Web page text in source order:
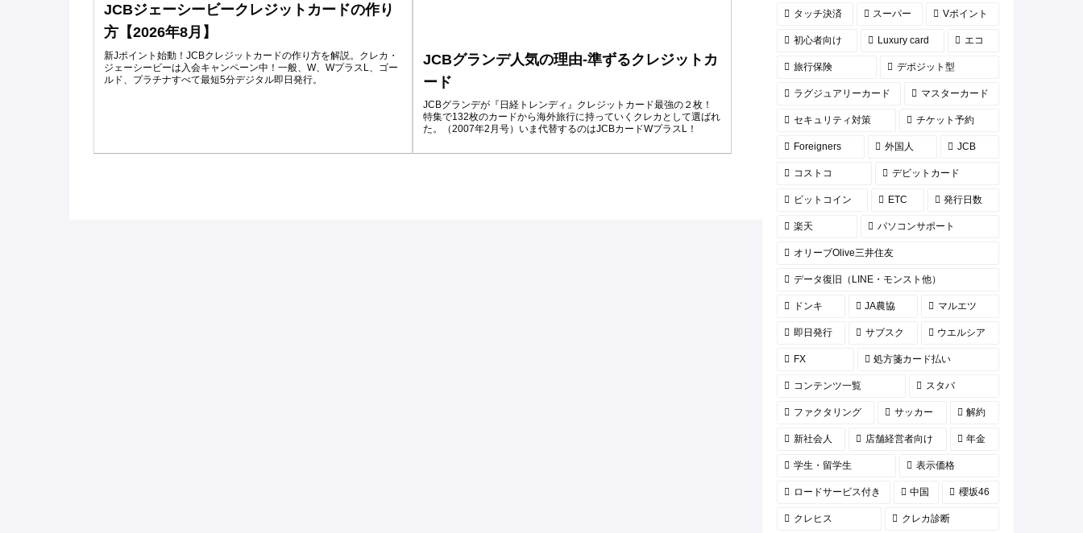
JCBジェーシービークレジットカードの作り
方【2026年8月】
新Jポイント始動！JCBクレジットカードの作り方を解説。クレカ・
ジェーシービーは入会キャンペーン中！一般、W、WプラスL、ゴー
ルド、プラチナすべて最短5分デジタル即日発行。
JCBグランデ人気の理由-準ずるクレジットカ
ード
JCBグランデが『日経トレンディ』クレジットカード最強の２枚！
特集で132枚のカードから海外旅行に持っていくクレカとして選ばれ
た。（2007年2月号）いま代替するのはJCBカードWプラスL！
タッチ決済 スーパー Vポイント
初心者向け Luxury card エコ
旅行保険 デポジット型
ラグジュアリーカード マスターカード
セキュリティ対策 チケット予約
Foreigners 外国人 JCB
コストコ デビットカード
ビットコイン ETC 発行日数
楽天 パソコンサポート
オリーブOlive三井住友
データ復旧（LINE・モンスト他）
ドンキ JA農協 マルエツ
即日発行 サブスク ウエルシア
FX 処方箋カード払い
コンテンツ一覧 スタバ
ファクタリング サッカー 解約
新社会人 店舗経営者向け 年金
学生・留学生 表示価格
ロードサービス付き 中国 櫻坂46
クレヒス クレカ診断